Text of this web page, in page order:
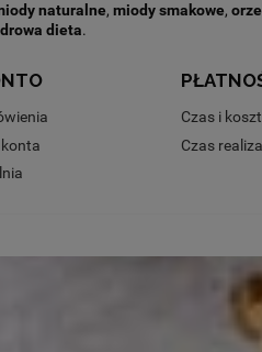
naturalne, miody smakowe,
dieta.
Czas i
Czas